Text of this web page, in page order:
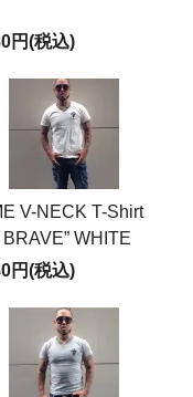
円(税込)
V-NECK T-Shirt
BRAVE” WHITE
円(税込)